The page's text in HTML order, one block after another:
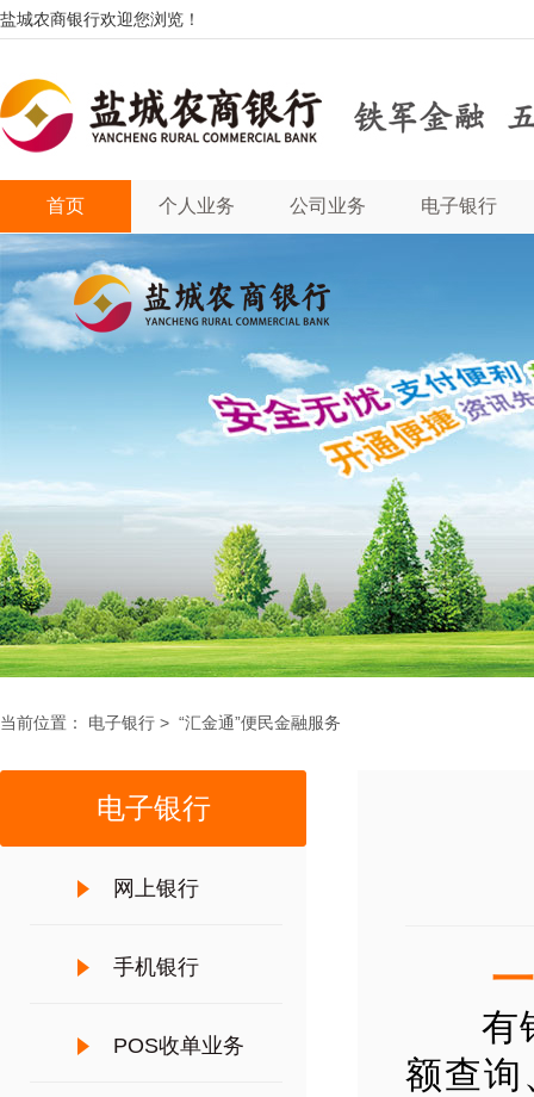
盐城农商银行欢迎您浏览！
首页 个人业务 公司业务 电子银行
当前位置： 电子银行 > “汇金通”便民金融服务
电子银行
网上银行
手机银行
POS收单业务
一
有银
额查询